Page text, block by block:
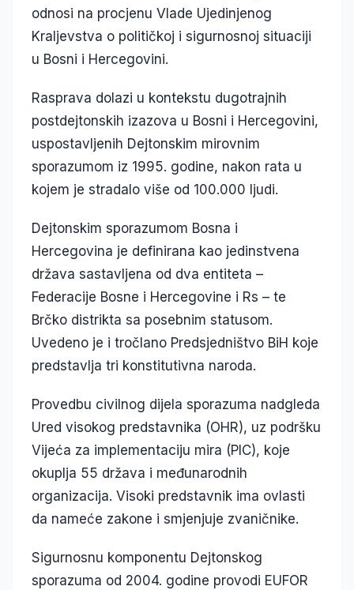
odnosi na procjenu Vlade Ujedinjenog
Kraljevstva o političkoj i sigurnosnoj situaciji
u Bosni i Hercegovini.
Rasprava dolazi u kontekstu dugotrajnih
postdejtonskih izazova u Bosni i Hercegovini,
uspostavljenih Dejtonskim mirovnim
sporazumom iz 1995. godine, nakon rata u
kojem je stradalo više od 100.000 ljudi.
Dejtonskim sporazumom Bosna i
Hercegovina je definirana kao jedinstvena
država sastavljena od dva entiteta –
Federacije Bosne i Hercegovine i Rs – te
Brčko distrikta sa posebnim statusom.
Uvedeno je i tročlano Predsjedništvo BiH koje
predstavlja tri konstitutivna naroda.
Provedbu civilnog dijela sporazuma nadgleda
Ured visokog predstavnika (OHR), uz podršku
Vijeća za implementaciju mira (PIC), koje
okuplja 55 država i međunarodnih
organizacija. Visoki predstavnik ima ovlasti
da nameće zakone i smjenjuje zvaničnike.
Sigurnosnu komponentu Dejtonskog
sporazuma od 2004. godine provodi EUFOR